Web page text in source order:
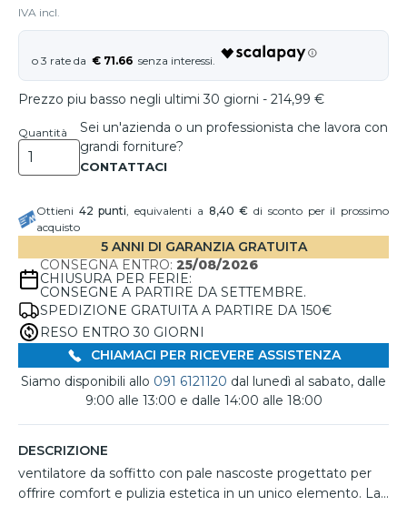
IVA incl.
€ 71.66
Prezzo piu basso negli ultimi 30 giorni - 214,99 €
Quantità
Sei un'azienda o un professionista che lavora con
grandi forniture?
Ottieni 42 punti, equivalenti a 8,40 € di sconto per il prossimo
acquisto
5 ANNI DI GARANZIA GRATUITA
CONSEGNA ENTRO: 25/08/2026
CHIUSURA PER FERIE:
CONSEGNE A PARTIRE DA SETTEMBRE.
SPEDIZIONE GRATUITA A PARTIRE DA 150€
RESO ENTRO 30 GIORNI
CHIAMACI PER RICEVERE ASSISTENZA
Siamo disponibili allo 091 6121120 dal lunedì al sabato, dalle
9:00 alle 13:00 e dalle 14:00 alle 18:00
DESCRIZIONE
ventilatore da soffitto con pale nascoste progettato per
offrire comfort e pulizia estetica in un unico elemento. La